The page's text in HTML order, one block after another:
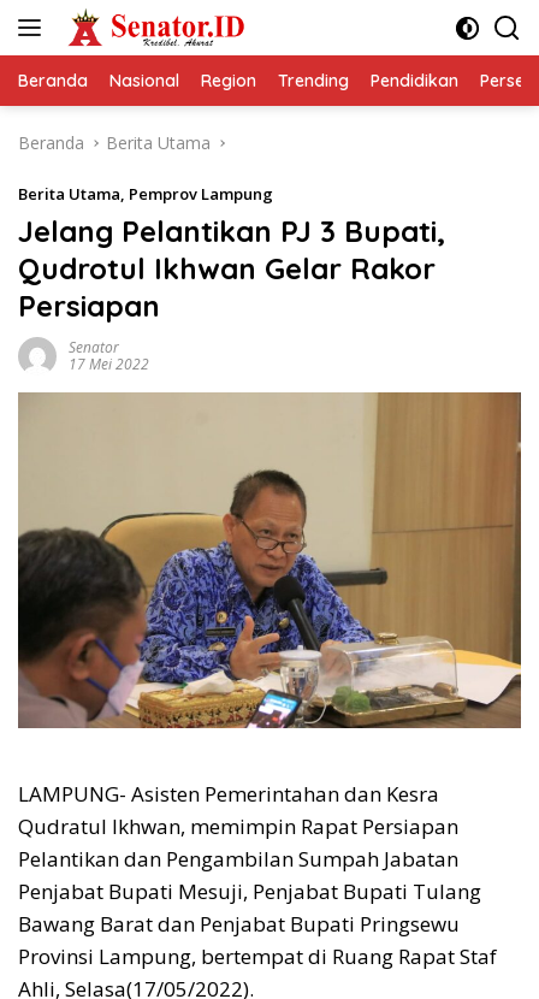
Beranda Nasional Region Trending Pendidikan
Beranda Berita Utama
Berita Utama, Pemprov Lampung
Jelang Pelantikan PJ 3 Bupati,
Qudrotul Ikhwan Gelar Rakor
Persiapan
Senator
17 Mei 2022
LAMPUNG- Asisten Pemerintahan dan Kesra
Qudratul Ikhwan, memimpin Rapat Persiapan
Pelantikan dan Pengambilan Sumpah Jabatan
Penjabat Bupati Mesuji, Penjabat Bupati Tulang
Bawang Barat dan Penjabat Bupati Pringsewu
Provinsi Lampung, bertempat di Ruang Rapat Staf
Ahli, Selasa(17/05/2022).